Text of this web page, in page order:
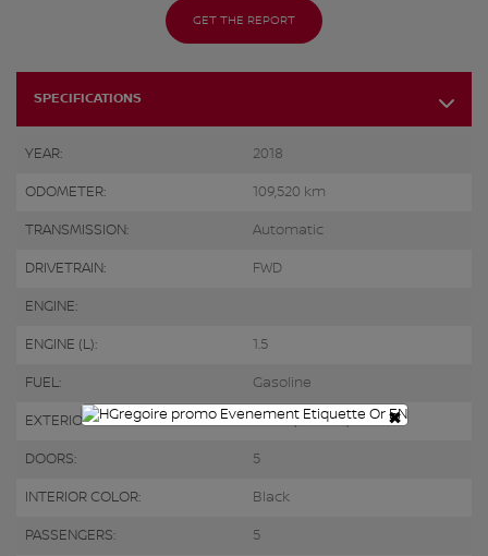
GET THE REPORT
SPECIFICATIONS
YEAR: 2018
ODOMETER: 109,520 km
TRANSMISSION: Automatic
DRIVETRAIN: FWD
ENGINE:
ENGINE (L): 1.5
FUEL: Gasoline
EXTERIOR COLOR: Black (NH731P)
DOORS: 5
INTERIOR COLOR: Black
PASSENGERS: 5
×